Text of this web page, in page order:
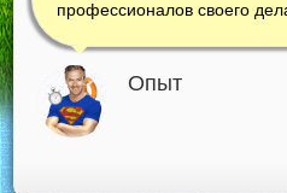
профессионалов своего
Опыт